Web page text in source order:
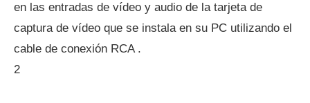
en las entradas de vídeo y audio de la tarjeta de
captura de vídeo que se instala en su PC utilizando el
cable de conexión RCA .
2